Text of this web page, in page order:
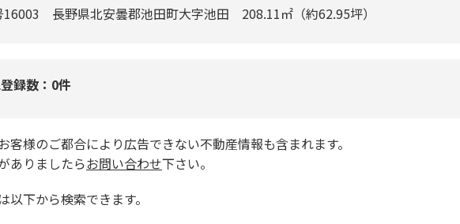
16003 長野県北安曇郡池田町大字池田 208.11㎡（約62.95坪）
録数：0件
客様のご都合により広告できない不動産情報も含まれます。
ありましたらお問い合わせ下さい。
下から検索できます。